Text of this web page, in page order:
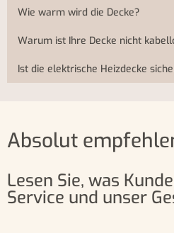
Wie warm wird die Decke?
Warum ist Ihre Decke nicht
Ist die elektrische Heizdecke
Absolut
Lesen Sie, was
Service und unser